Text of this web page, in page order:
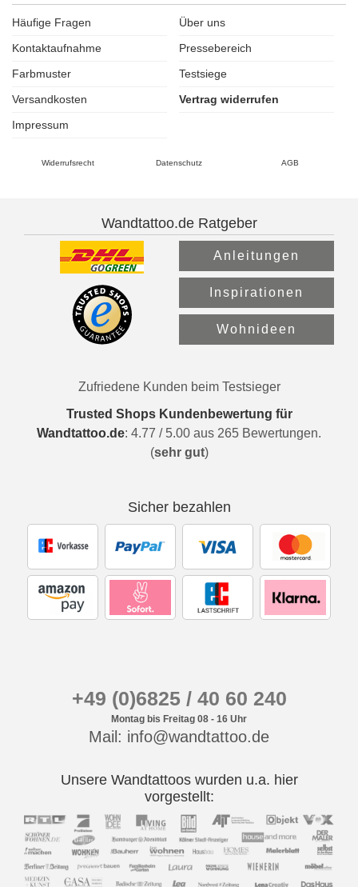
Häufige Fragen
Über uns
Kontaktaufnahme
Pressebereich
Farbmuster
Testsiege
Versandkosten
Vertrag widerrufen
Impressum
Widerrufsrecht Datenschutz AGB
Wandtattoo.de Ratgeber
Anleitungen
Inspirationen
Wohnideen
Zufriedene Kunden beim Testsieger
Trusted Shops Kundenbewertung für
Wandtattoo.de: 4.77 / 5.00 aus 265 Bewertungen.
(sehr gut)
Sicher bezahlen
+49 (0)6825 / 40 60 240
Montag bis Freitag 08 - 16 Uhr
Mail: info@wandtattoo.de
Unsere Wandtattoos wurden u.a. hier
vorgestellt: